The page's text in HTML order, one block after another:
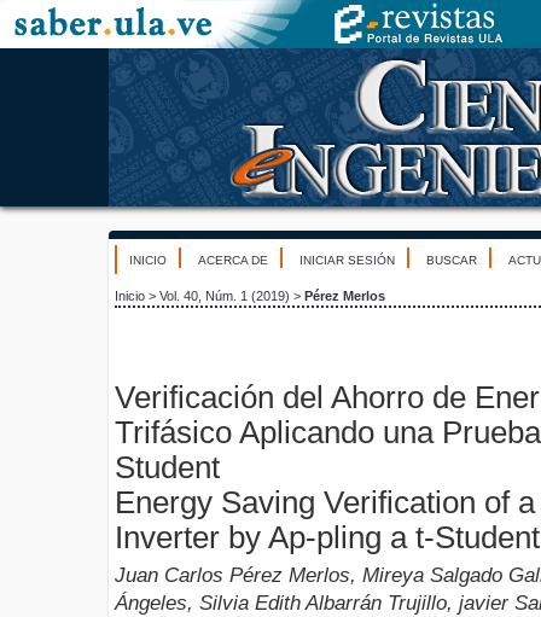
INICIO ACERCA DE INICIAR SESIÓN BUSCAR
Inicio > Vol. 40, Núm. 1 (2019) > Pérez Merlos
Verificación del Ahorro de
Trifásico Aplicando una
Student
Energy Saving Verification of
Inverter by Ap-pling a t-
Juan Carlos Pérez Merlos, Mireya Salgado
Ángeles, Silvia Edith Albarrán Trujillo, javier